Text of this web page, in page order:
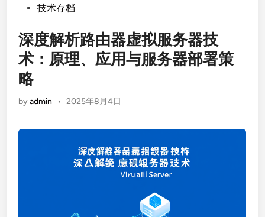
Posted技术存档
深度解析路由器虚拟服务器技
术：原理、应用与服务器部署策
略
byadmin • 2025年8月4日